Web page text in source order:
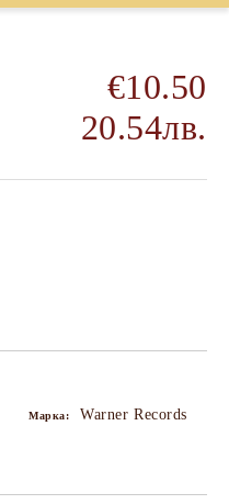
€10.50
20.54лв.
Марка: Warner Records